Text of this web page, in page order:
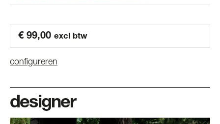
€ 99,00 excl btw
configureren
designer